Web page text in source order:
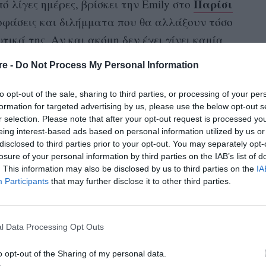
- Do Not Process My Personal Information
opt-out of the sale, sharing to third parties, or processing of your
for targeted advertising by us, please use the below opt-out
selection. Please note that after your opt-out request is processed
interest-based ads based on personal information utilized by us
to third parties prior to your opt-out. You may separately
of your personal information by third parties on the IAB’s list of
This information may also be disclosed by us to third parties on the
Participants that may further disclose it to other third parties.
Data Processing Opt Outs
opt-out of the Sharing of my personal data.
λίγες ημέρες, βρίσκει την Emily στο Παρίσι
και διλήμματα που θα αλλάξουν τόσο
της. Αν και ακόμη δεν έχει γίνει καμία
παρακάτω μπορείτε να διαβάσετε όλα
της νεαρής από την Αμερική, που άφησε όλα
της στο Παρίσι.
γίνει
δύο τελευταίες σεζόν γυρίστηκαν
η τέταρτη σεζόν να προβληθεί νωρίτερα
να περιμένουμε τις διακοπές των